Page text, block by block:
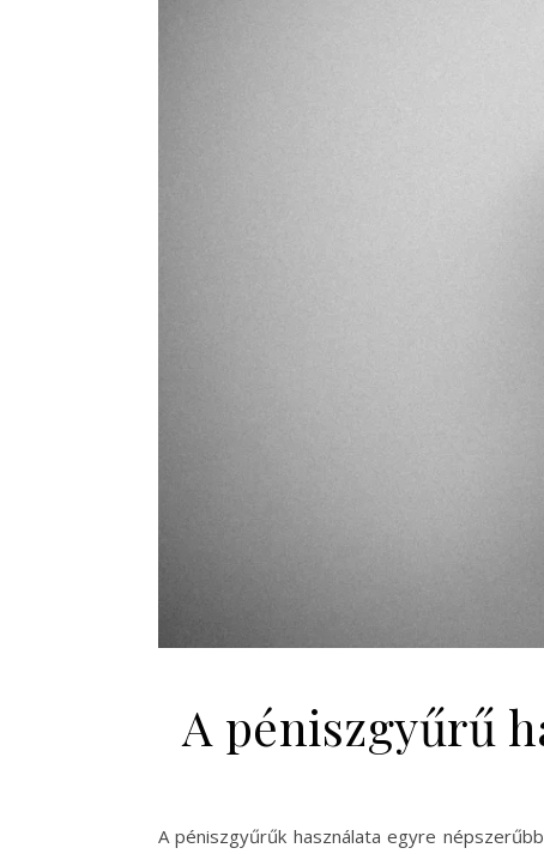
A péniszgyűrű
A péniszgyűrűk használata egyre